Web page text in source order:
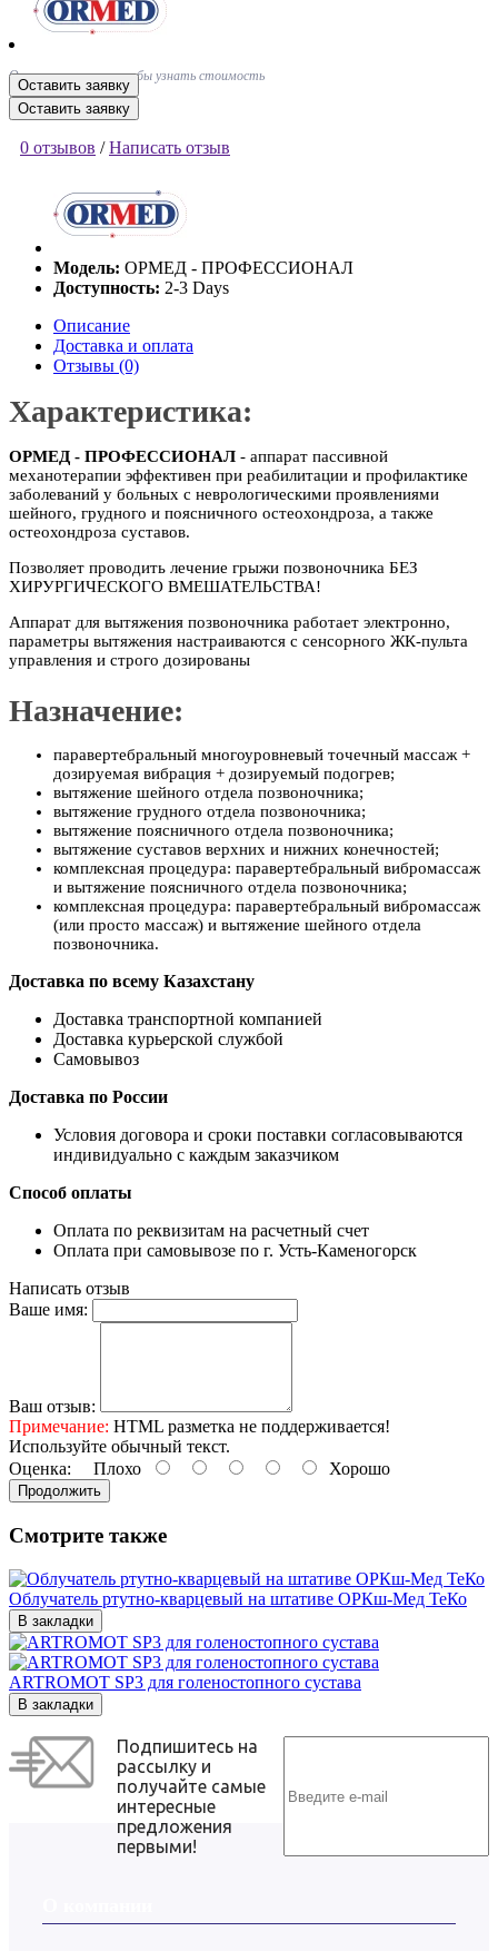
Оставьте заявку, чтобы узнать стоимость
Оставить заявку
Оставить заявку
0 отзывов /Написать отзыв
Модель: ОРМЕД - ПРОФЕССИОНАЛ
Доступность: 2-3 Days
Описание
Доставка и оплата
Отзывы (0)
Характеристика:
ОРМЕД - ПРОФЕССИОНАЛ - аппарат пассивной
механотерапии эффективен при реабилитации и профилактике
заболеваний у больных с неврологическими проявлениями
шейного, грудного и поясничного остеохондроза, а также
остеохондроза суставов.
Позволяет проводить лечение грыжи позвоночника БЕЗ
ХИРУРГИЧЕСКОГО ВМЕШАТЕЛЬСТВА!
Аппарат для вытяжения позвоночника работает электронно,
параметры вытяжения настраиваются с сенсорного ЖК-пульта
управления и строго дозированы
Назначение:
паравертебральный многоуровневый точечный массаж +
дозируемая вибрация + дозируемый подогрев;
вытяжение шейного отдела позвоночника;
вытяжение грудного отдела позвоночника;
вытяжение поясничного отдела позвоночника;
вытяжение суставов верхних и нижних конечностей;
комплексная процедура: паравертебральный вибромассаж
и вытяжение поясничного отдела позвоночника;
комплексная процедура: паравертебральный вибромассаж
(или просто массаж) и вытяжение шейного отдела
позвоночника.
Доставка по всему Казахстану
Доставка транспортной компанией
Доставка курьерской службой
Самовывоз
Доставка по России
Условия договора и сроки поставки согласовываются
индивидуально с каждым заказчиком
Способ оплаты
Оплата по реквизитам на расчетный счет
Оплата при самовывозе по г. Усть-Каменогорск
Написать отзыв
Ваше имя:
Ваш отзыв:
Примечание: HTML разметка не поддерживается!
Используйте обычный текст.
Оценка: Плохо Хорошо
Продолжить
Смотрите также
Облучатель ртутно-кварцевый на штативе ОРКш-Мед ТеКо
В закладки
ARTROMOT SP3 для голеностопного сустава
В закладки
Подпишитесь на
рассылку и
получайте самые
интересные
предложения
первыми!